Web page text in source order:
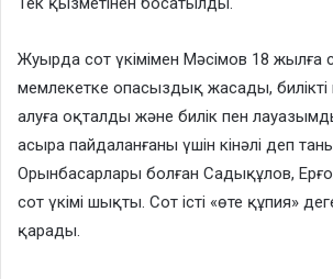
Жуырда сот үкімімен Мәсімов 18 жылға
мемлекетке опасыздық жасады,
алуға оқталды және билік пен
асыра пайдаланғаны үшін кінәлі деп
Орынбасарлары болған Садықұлов,
сот үкімі шықты. Сот істі «өте құпия»
қарады.